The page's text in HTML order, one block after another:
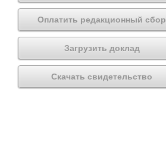
Оплатить редакционный сбор
Загрузить доклад
Скачать свидетельство